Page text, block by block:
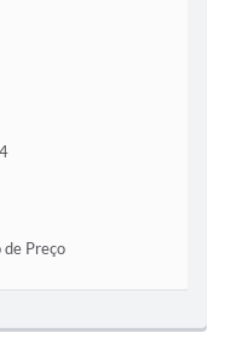
Preço